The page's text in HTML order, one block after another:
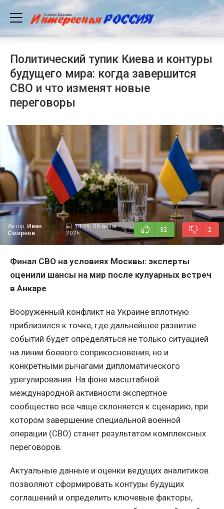
Политический тупик Киева и контуры
будущего мира: когда завершится
СВО и что изменят новые
переговоры
Автор: Иван
Смирнов
13:29, 08 июля
2026
32 2
Финал СВО на условиях Москвы: эксперты
оценили шансы на мир после кулуарных встреч
в Анкаре
Вооруженный конфликт на Украине вплотную
приблизился к точке, где дальнейшее развитие
событий будет определяться не только ситуацией
на линии боевого соприкосновения, но и
конкретными рычагами дипломатического
урегулирования. На фоне масштабной
международной активности экспертное
сообщество все чаще склоняется к сценарию, при
котором завершение специальной военной
операции (СВО) станет результатом комплексных
переговоров.
Актуальные данные и оценки ведущих аналитиков
позволяют сформировать контуры будущих
соглашений и определить ключевые факторы,